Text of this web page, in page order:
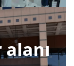
alanı